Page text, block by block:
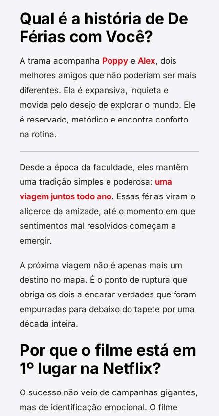
Qual é a história de De
Férias com Você?
A trama acompanha Poppy e Alex, dois
melhores amigos que não poderiam ser mais
diferentes. Ela é expansiva, inquieta e
movida pelo desejo de explorar o mundo. Ele
é reservado, metódico e encontra conforto
na rotina.
Desde a época da faculdade, eles mantêm
uma tradição simples e poderosa: uma
viagem juntos todo ano. Essas férias viram o
alicerce da amizade, até o momento em que
sentimentos mal resolvidos começam a
emergir.
A próxima viagem não é apenas mais um
destino no mapa. É o ponto de ruptura que
obriga os dois a encarar verdades que foram
empurradas para debaixo do tapete por uma
década inteira.
Por que o filme está em
1º lugar na Netflix?
O sucesso não veio de campanhas gigantes,
mas de identificação emocional. O filme